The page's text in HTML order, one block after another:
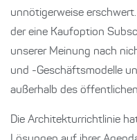
unnötigerweise
der eine Kaufoption
unserer Meinung nach
und -Geschäftsmodelle
außerhalb des
Die Architekturrichtlinie